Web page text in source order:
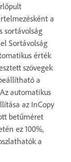
a
sortávolság
Sortávolság
érték
szövegek
a
automatikus
az InCopy
betűméret
ez 100%,
a